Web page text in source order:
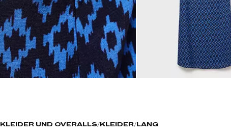
KLEIDER UND OVERALLS KLEIDER LANG